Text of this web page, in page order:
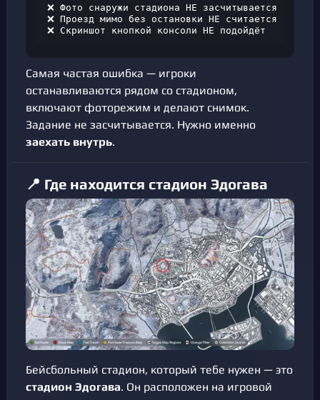
❌ Фото снаружи стадиона НЕ засчитывается
❌ Проезд мимо без остановки НЕ считается
❌ Скриншот кнопкой консоли НЕ подойдёт
Самая частая ошибка — игроки
останавливаются рядом со стадионом,
включают фоторежим и делают снимок.
Задание не засчитывается. Нужно именно
заехать внутрь.
📍 Где находится стадион Эдогава
Бейсбольный стадион, который тебе нужен — это
стадион Эдогава. Он расположен на игровой